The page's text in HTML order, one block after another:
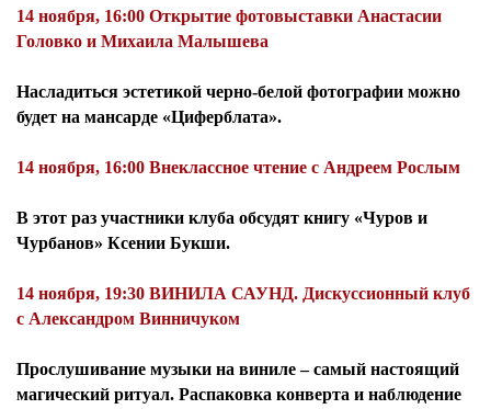
14 ноября, 16:00 Открытие фотовыставки Анастасии
Головко и Михаила Малышева
Насладиться эстетикой черно-белой фотографии можно
будет на мансарде «Циферблата».
14 ноября, 16:00 Внеклассное чтение с Андреем Рослым
В этот раз участники клуба обсудят книгу «Чуров и
Чурбанов» Ксении Букши.
14 ноября, 19:30 ВИНИЛА САУНД. Дискуссионный клуб
с Александром Винничуком
Прослушивание музыки на виниле – самый настоящий
магический ритуал. Распаковка конверта и наблюдение